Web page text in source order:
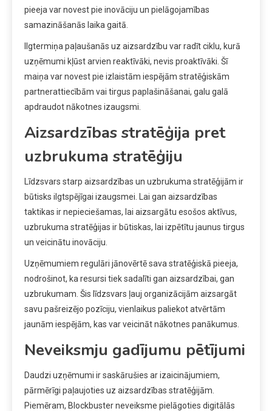
pieeja var novest pie inovāciju un pielāgojamības
samazināšanās laika gaitā.
Ilgtermiņa paļaušanās uz aizsardzību var radīt ciklu, kurā
uzņēmumi kļūst arvien reaktīvāki, nevis proaktīvāki. Šī
maiņa var novest pie izlaistām iespējām stratēģiskām
partnerattiecībām vai tirgus paplašināšanai, galu galā
apdraudot nākotnes izaugsmi.
Aizsardzības stratēģija pret
uzbrukuma stratēģiju
Līdzsvars starp aizsardzības un uzbrukuma stratēģijām ir
būtisks ilgtspējīgai izaugsmei. Lai gan aizsardzības
taktikas ir nepieciešamas, lai aizsargātu esošos aktīvus,
uzbrukuma stratēģijas ir būtiskas, lai izpētītu jaunus tirgus
un veicinātu inovāciju.
Uzņēmumiem regulāri jānovērtē sava stratēģiskā pieeja,
nodrošinot, ka resursi tiek sadalīti gan aizsardzībai, gan
uzbrukumam. Šis līdzsvars ļauj organizācijām aizsargāt
savu pašreizējo pozīciju, vienlaikus paliekot atvērtām
jaunām iespējām, kas var veicināt nākotnes panākumus.
Neveiksmju gadījumu pētījumi
Daudzi uzņēmumi ir saskārušies ar izaicinājumiem,
pārmērīgi paļaujoties uz aizsardzības stratēģijām.
Piemēram, Blockbuster neveiksme pielāgoties digitālās